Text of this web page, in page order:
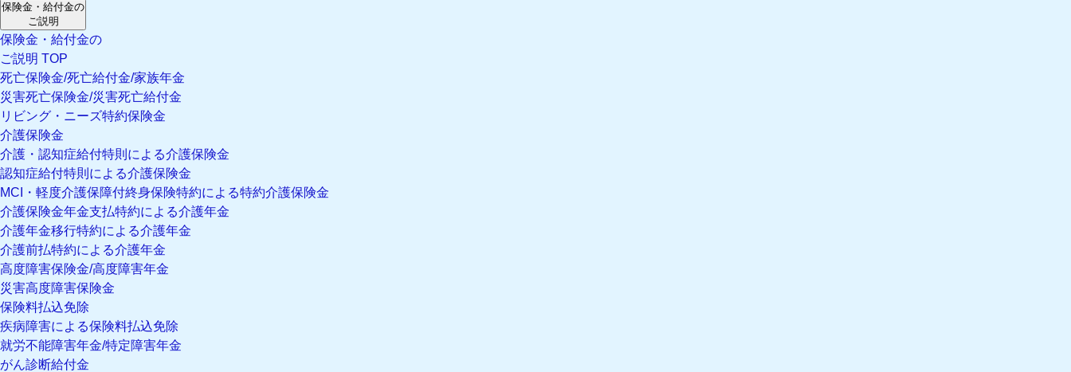
保険金・給付金の
ご説明
保険金・給付金の
ご説明 TOP
死亡保険金/死亡給付金/家族年金
災害死亡保険金/災害死亡給付金
リビング・ニーズ特約保険金
介護保険金
介護・認知症給付特則による介護保険金
認知症給付特則による介護保険金
MCI・軽度介護保障付終身保険特約による特約介護保険金
介護保険金年金支払特約による介護年金
介護年金移行特約による介護年金
介護前払特約による介護年金
高度障害保険金/高度障害年金
災害高度障害保険金
保険料払込免除
疾病障害による保険料払込免除
就労不能障害年金/特定障害年金
がん診断給付金